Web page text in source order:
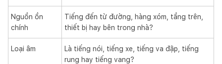
Nguồn ồn
chính
Tiếng đến từ đường, hàng xóm, tầng trên,
thiết bị hay bên trong nhà?
Loại âm
Là tiếng nói, tiếng xe, tiếng va đập, tiếng
rung hay tiếng vang?